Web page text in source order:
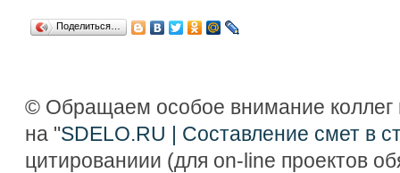
Поделиться…
© Обращаем особое внимание коллег
на "SDELO.RU | Составление смет в
цитированиии (для on-line проектов